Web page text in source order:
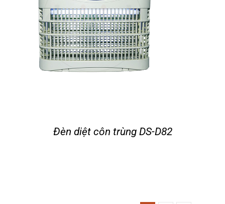
Đèn diệt côn trùng DS-D82